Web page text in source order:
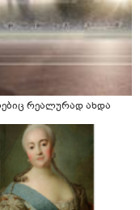
რეალურად ახდა